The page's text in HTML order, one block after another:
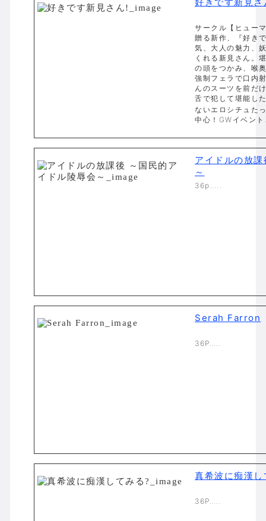
サークル【ヒュー
贈る新作、『好き
気、大人の魅力、
くれる新見さん。
の頭をつかみ、喉
強制フェラで口内
んのスーツを前だ
舌で犯して堪能し
ないエロシチュた
中心！GWイベン
アイドルの放
～
36p…..
Serah Farron
36P…..
真希波に痴漢し
36P…..